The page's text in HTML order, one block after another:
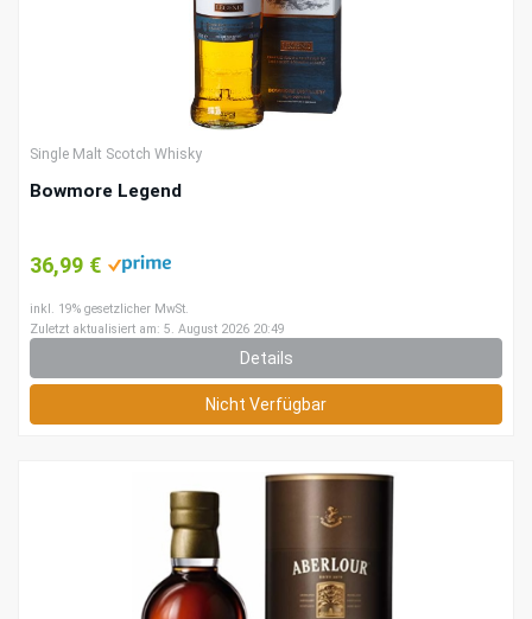
Single Malt Scotch Whisky
Bowmore Legend
36,99 €
inkl. 19% gesetzlicher MwSt.
Zuletzt aktualisiert am: 5. August 2026 20:49
Details
Nicht Verfügbar